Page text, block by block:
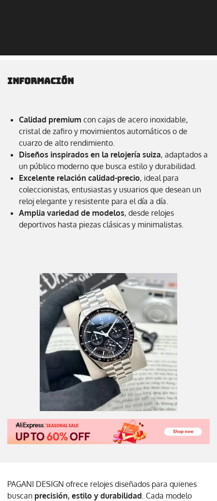
Información
Calidad premium con cajas de acero inoxidable,
cristal de zafiro y movimientos automáticos o de
cuarzo de alto rendimiento.
Diseños inspirados en la relojería suiza, adaptados a
un público moderno que busca estilo y durabilidad.
Excelente relación calidad-precio, ideal para
coleccionistas, entusiastas y usuarios que desean un
reloj elegante y resistente para el día a día.
Amplia variedad de modelos, desde relojes
deportivos hasta piezas clásicas y minimalistas.
PAGANI DESIGN ofrece relojes diseñados para quienes
buscan precisión, estilo y durabilidad . Cada modelo